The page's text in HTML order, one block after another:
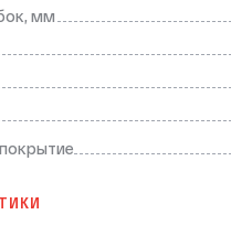
мм